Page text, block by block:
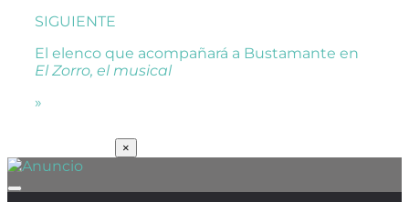
SIGUIENTE
El elenco que acompañará a Bustamante en
El Zorro, el musical
»
×